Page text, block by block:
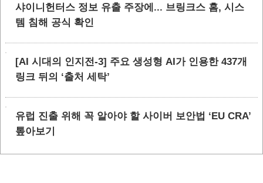
샤이니헌터스 정보 유출 주장에... 브링크스 홈, 시스
템 침해 공식 확인
[AI 시대의 인지전-3] 주요 생성형 AI가 인용한 437개
링크 뒤의 ‘출처 세탁’
유럽 진출 위해 꼭 알아야 할 사이버 보안법 ‘EU CRA’
톺아보기